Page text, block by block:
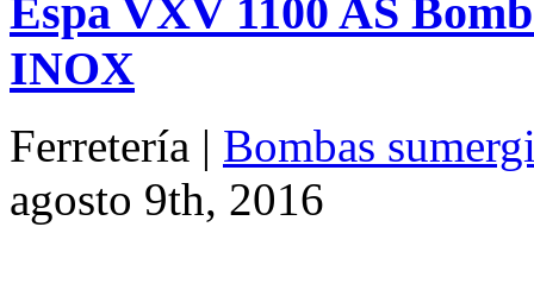
agosto 9th, 2016